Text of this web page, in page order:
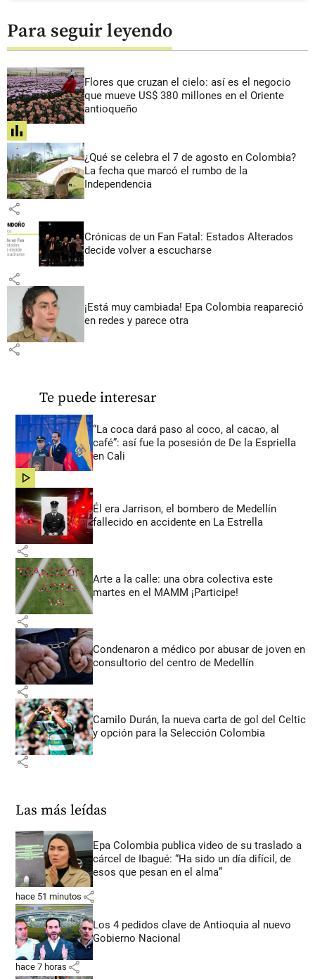
Para seguir leyendo
Flores que cruzan el cielo: así es el negocio
que mueve US$ 380 millones en el Oriente
antioqueño
share
¿Qué se celebra el 7 de agosto en Colombia?
La fecha que marcó el rumbo de la
Independencia
share
Crónicas de un Fan Fatal: Estados Alterados
decide volver a escucharse
share
¡Está muy cambiada! Epa Colombia reapareció
en redes y parece otra
share
Te puede interesar
“La coca dará paso al coco, al cacao, al
café”: así fue la posesión de De la Espriella
en Cali
share
Él era Jarrison, el bombero de Medellín
fallecido en accidente en La Estrella
share
Arte a la calle: una obra colectiva este
martes en el MAMM ¡Participe!
share
Condenaron a médico por abusar de joven en
consultorio del centro de Medellín
share
Camilo Durán, la nueva carta de gol del Celtic
y opción para la Selección Colombia
share
Las más leídas
Epa Colombia publica video de su traslado a
cárcel de Ibagué: “Ha sido un día difícil, de
esos que pesan en el alma”
hace 51 minutos share
Los 4 pedidos clave de Antioquia al nuevo
Gobierno Nacional
hace 7 horas share